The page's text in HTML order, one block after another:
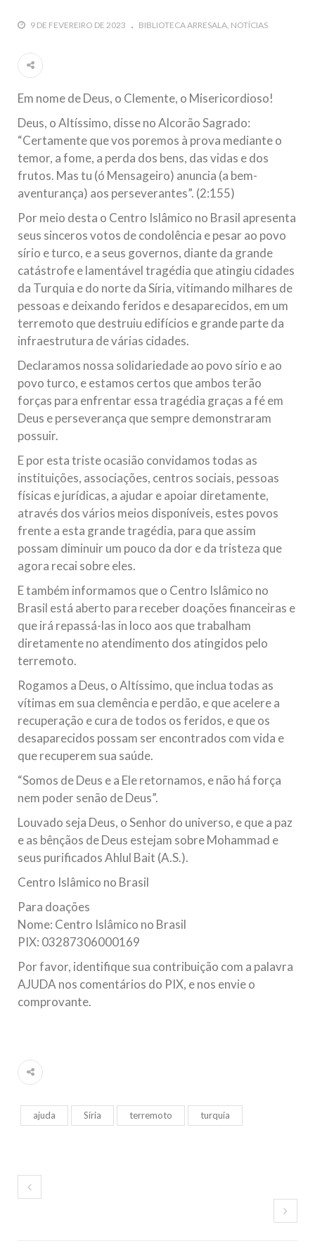
Falecimento do Imam Ali Ibn Al-Hussein
(A.S.)
data em que relembramos o martírio do quarto Imam dos
(A.S.), conhecido por “Zein Al-Ábidin” (Formosura
NOTÍCIAS
3 DE JULHO DE 2014
Centro Islâmico no Brasil recebe o ex-
ministro das Relações Exteriores da
República Islâmica do Irã
Na noite da quinta-feira, 03 de Abril, o Centro Islâmico no
Relações Exteriores da República Islâmica do Irã, Sr. Kamal
Kharrazi, que encontra-se visitando
9 DE FEVEREIRO DE 2023 BIBLIOTECA ARRESALA NOTÍCIAS
Em nome de Deus, o Clemente, o Misericordioso!
Deus, o Altíssimo, disse no Alcorão Sagrado:
“Certamente que vos poremos à prova mediante o
temor, a fome, a perda dos bens, das vidas e dos
frutos. Mas tu (ó Mensageiro) anuncia (a bem-
aventurança) aos perseverantes”. (2:155)
Por meio desta o Centro Islâmico no Brasil apresenta
seus sinceros votos de condolência e pesar ao povo
sírio e turco, e a seus governos, diante da grande
catástrofe e lamentável tragédia que atingiu cidades
da Turquia e do norte da Síria, vitimando milhares de
pessoas e deixando feridos e desaparecidos, em um
terremoto que destruiu edifícios e grande parte da
infraestrutura de várias cidades.
Declaramos nossa solidariedade ao povo sírio e ao
povo turco, e estamos certos que ambos terão
forças para enfrentar essa tragédia graças a fé em
Deus e perseverança que sempre demonstraram
possuir.
E por esta triste ocasião convidamos todas as
instituições, associações, centros sociais, pessoas
físicas e jurídicas, a ajudar e apoiar diretamente,
através dos vários meios disponíveis, estes povos
frente a esta grande tragédia, para que assim
possam diminuir um pouco da dor e da tristeza que
agora recai sobre eles.
E também informamos que o Centro Islâmico no
Brasil está aberto para receber doações financeiras e
que irá repassá-las in loco aos que trabalham
diretamente no atendimento dos atingidos pelo
terremoto.
Rogamos a Deus, o Altíssimo, que inclua todas as
vítimas em sua clemência e perdão, e que acelere a
recuperação e cura de todos os feridos, e que os
desaparecidos possam ser encontrados com vida e
que recuperem sua saúde.
“Somos de Deus e a Ele retornamos, e não há força
nem poder senão de Deus”.
Louvado seja Deus, o Senhor do universo, e que a paz
e as bênçãos de Deus estejam sobre Mohammad e
seus purificados Ahlul Bait (A.S.).
Centro Islâmico no Brasil
Para doações
Nome: Centro Islâmico no Brasil
PIX: 03287306000169
Por favor, identifique sua contribuição com a palavra
AJUDA nos comentários do PIX, e nos envie o
comprovante.
ajuda Síria terremoto turquia